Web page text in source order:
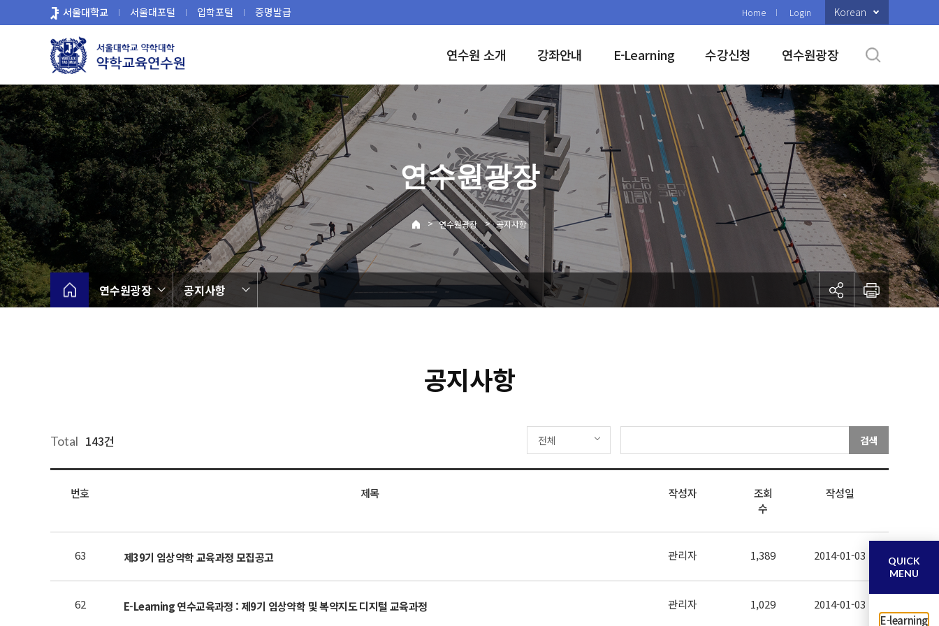
로
뉴
서울대학교 서울대포털 입학포털 증명발급 Home Login Korean
연수원 소개 강좌안내 E-Learning 수강신청 연수원광장
연수원광장
> 연수원광장 > 공지사항
연수원광장 공지사항
공지사항
Total 143건 전체 검색
번호 제목 작성자
조회
수
작성일
63 제39기 임상약학 교육과정 모집공고 관리자 1,389 2014-01-03
62 E-Learning 연수교육과정 : 제9기 임상약학 및 복약지도 디지털 교육과정 관리자 1,029 2014-01-03
QUICK
MENU
E-learning